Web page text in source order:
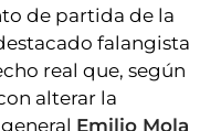
de partida de la
falangista
real que, según
alterar la
Emilio Mola